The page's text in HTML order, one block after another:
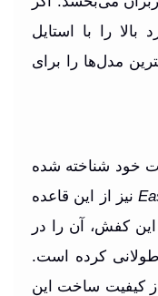
را با استایل
مدل‌ها را برای
خود شناخته شده
نیز از این قاعده
کفش، آن را در
کرده است.
کیفیت ساخت این